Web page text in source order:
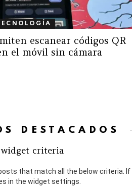
TECNOLOGÍA
escanear códigos QR
el móvil sin cámara
DESTACADOS
criteria
that match all the below criteria. If
in the widget settings.